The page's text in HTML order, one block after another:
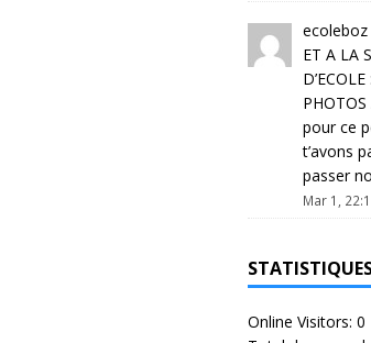
ecoleboz
ET A LA
pour ce
t’avons
passer
Mar 1,
Online Visitors: 0